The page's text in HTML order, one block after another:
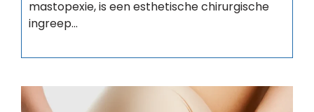
mastopexie, is een esthetische chirurgische
ingreep...